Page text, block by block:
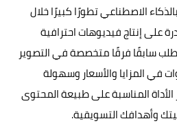
الاصطناعي تطورًا كبيرًا خلال
على إنتاج فيديوهات احترافية
سابقًا فرقًا متخصصة في التصوير
في المزايا والأسعار وسهولة
الأداة المناسبة على طبيعة المحتوى
وأهدافك التسويقية.